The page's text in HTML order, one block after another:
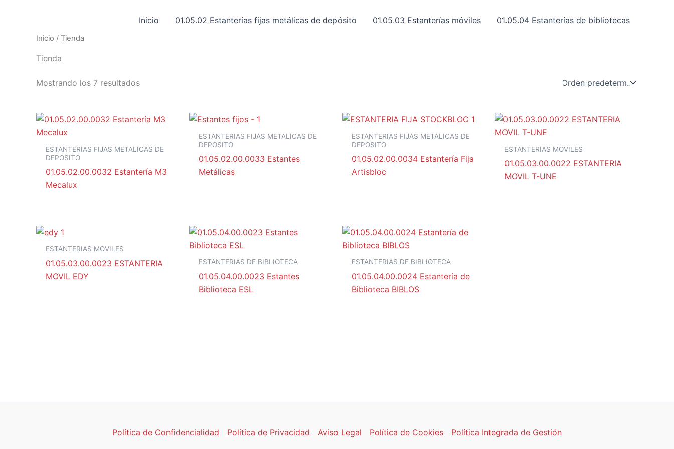
Inicio 01.05.02 Estanterías fijas metálicas de depósito 01.05.03 Estanterías móviles 01.05.04 Estanterías de bibliotecas
Inicio / Tienda
Tienda
Mostrando los 7 resultados
ESTANTERIAS FIJAS METALICAS DE
DEPOSITO
01.05.02.00.0032 Estantería M3
Mecalux
ESTANTERIAS FIJAS METALICAS DE
DEPOSITO
01.05.02.00.0033 Estantes
Metálicas
ESTANTERIAS FIJAS METALICAS DE
DEPOSITO
01.05.02.00.0034 Estantería Fija
Artisbloc
ESTANTERIAS MOVILES
01.05.03.00.0022 ESTANTERIA
MOVIL T-UNE
ESTANTERIAS MOVILES
01.05.03.00.0023 ESTANTERIA
MOVIL EDY
ESTANTERIAS DE BIBLIOTECA
01.05.04.00.0023 Estantes
Biblioteca ESL
ESTANTERIAS DE BIBLIOTECA
01.05.04.00.0024 Estantería de
Biblioteca BIBLOS
Política de Confidencialidad Política de Privacidad Aviso Legal Política de Cookies Política Integrada de Gestión